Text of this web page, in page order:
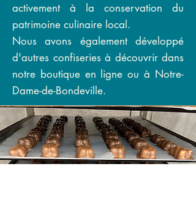
activement à la conservation du
patrimoine culinaire local.
Nous avons également développé
d'autres confiseries à découvrir dans
notre boutique en ligne ou à Notre-
Dame-de-Bondeville.